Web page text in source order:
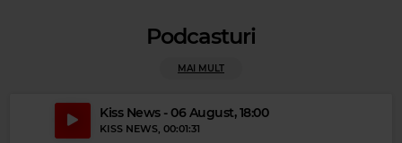
Magic Gold
Podcasturi
MAI MULT
Kiss News - 06 August, 18:00
KISS NEWS, 00:01:31